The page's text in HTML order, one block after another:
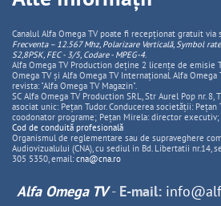
Canalul Alfa Omega TV poate fi recepționat gratuit via
Frecventa – 12.567 Mhz, PolarizareVerticală, Symbol
S2,8PSK, FEC - 3/5, Codare - MPEG-4.
Alfa Omega TV Production deține 2 licențe de emisie
Omega TV și Alfa Omega TV Internațional. Alfa Omega
revista: "Alfa Omega TV Magazin".
SC Alfa Omega TV Production SRL, Str Aurel Pop nr. 8,
asociat unic: Pețan Tudor. Conducerea societății:
coodonator programe; Pețan Mirela: director executiv;
Cod de conduită profesională
Organismul de reglementare sau de supraveghere
Audiovizualului (CNA), cu sediul in Bd. Libertatii nr.14,
305 5350, email: cna@cna.ro
Alfa Omega TV- E-mail: